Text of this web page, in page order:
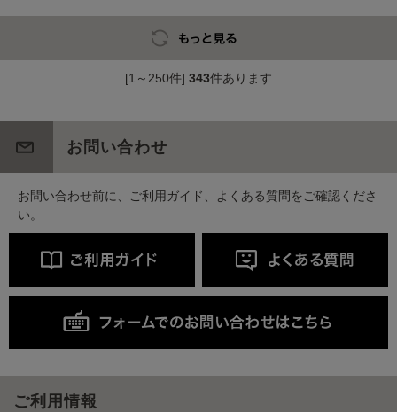
[1～250件] 343件あります
お問い合わせ
お問い合わせ前に、ご利用ガイド、よくある質問をご確認くださ
い。
ご利用情報